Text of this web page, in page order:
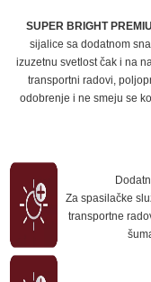
SUPER BRIGHT
sijalice sa dodatnom
izuzetnu svetlost čak i na
transportni radovi,
odobrenje i ne smeju se
Za spasilačke
transportne